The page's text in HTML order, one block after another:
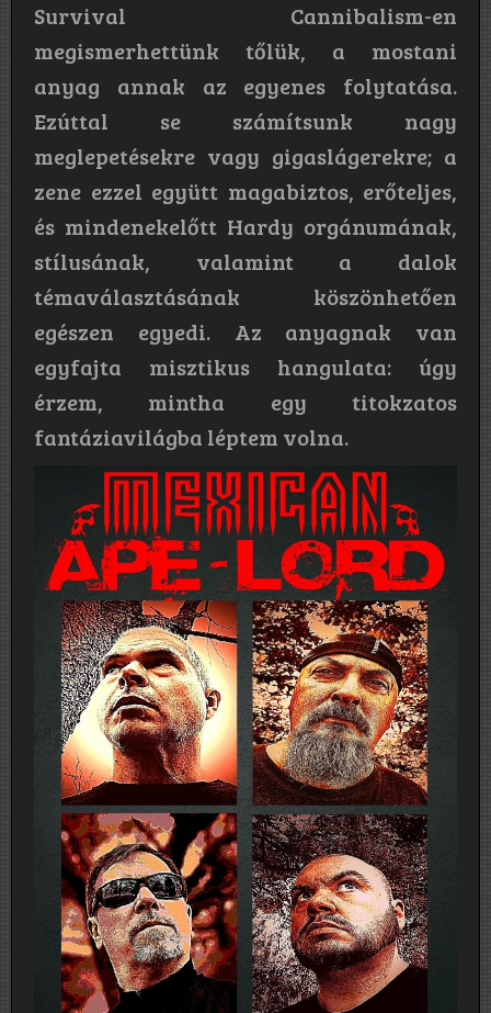
Survival Cannibalism-en
megismerhettünk tőlük, a mostani
anyag annak az egyenes folytatása.
Ezúttal se számítsunk nagy
meglepetésekre vagy gigaslágerekre; a
zene ezzel együtt magabiztos, erőteljes,
és mindenekelőtt Hardy orgánumának,
stílusának, valamint a dalok
témaválasztásának köszönhetően
egészen egyedi. Az anyagnak van
egyfajta misztikus hangulata: úgy
érzem, mintha egy titokzatos
fantáziavilágba léptem volna.